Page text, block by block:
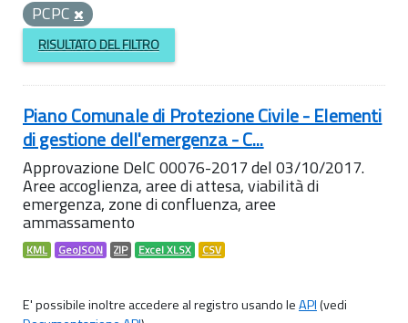
PCPC
RISULTATO DEL FILTRO
Piano Comunale di Protezione Civile - Elementi
di gestione dell'emergenza - C...
Approvazione DelC 00076-2017 del 03/10/2017.
Aree accoglienza, aree di attesa, viabilità di
emergenza, zone di confluenza, aree
ammassamento
KML GeoJSON ZIP Excel XLSX CSV
E' possibile inoltre accedere al registro usando leAPI(vedi